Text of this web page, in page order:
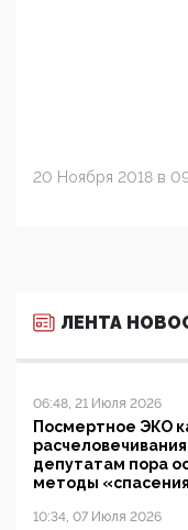
20 Ноября 2018 в
ЛЕНТА
06:48, 21 Июля 2026
Посмертное ЭКО
депутатам пора
методы
10:34, 07 Июля 2026